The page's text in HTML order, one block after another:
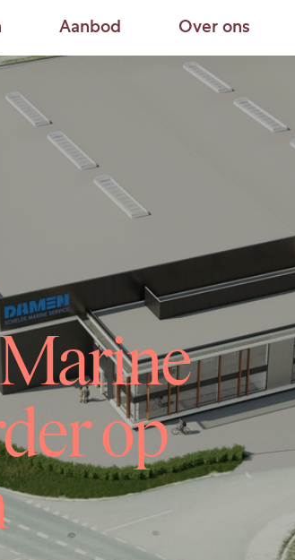
Aanbod Over ons
op